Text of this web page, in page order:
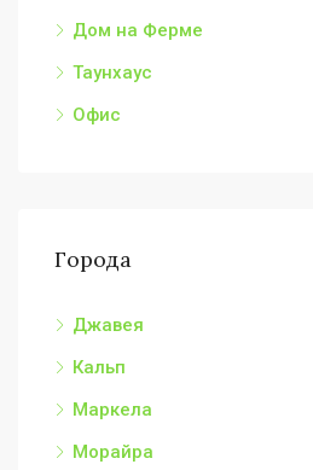
Дом на Ферме
Таунхаус
Офис
Города
Джавея
Кальп
Маркела
Морайра